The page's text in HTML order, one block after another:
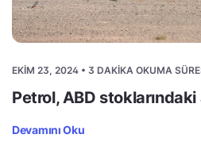
EKIM 23, 2024 • 3 DAKIKA OKUMA
Petrol, ABD
Devamını Oku